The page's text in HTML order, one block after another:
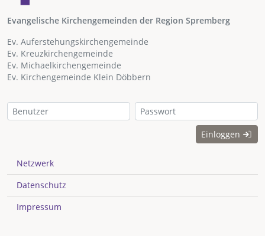
Evangelische Kirchengemeinden der Region Spremberg
Ev. Auferstehungskirchengemeinde
Ev. Kreuzkirchengemeinde
Ev. Michaelkirchengemeinde
Ev. Kirchengemeinde Klein Döbbern
Einloggen
Netzwerk
Datenschutz
Impressum